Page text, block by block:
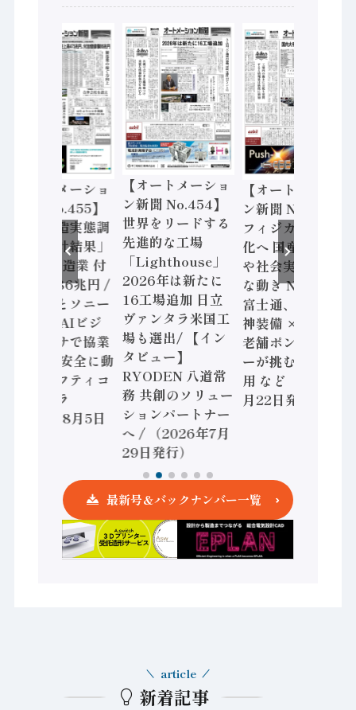
【オートメーショ
ン新聞 No.455】
「経済構造実態調
査二次集計結果」
2024年製造業 付
加価値額86兆円 /
三菱電機とソニー
セミコン AIビジ
ョンセンサで協業
/ IDEC、安全に動
かすセーフティコ
ントローラ
（2026年8月5日
【オートメーショ
ン新聞 No.454】
世界をリードする
先進的な工場
「Lighthouse」
2026年は新たに
16工場追加 日立
ヴァンタラ米国工
場も選出/ 【イン
タビュー】
RYODEN 八道常
務 共創のソリュー
ションパートナー
へ / （2026年7月
29日発行）
【オートメーショ
ン新聞 No.453】
フィジカルAI本格
化へ 国産AI開発
や社会実装に活発
な動き Noetra、
富士通、日立 / 兵
神装備 × HMS、
老舗ポンプメーカ
ーが挑むデータ活
用 など（2026年7
月22日発行）
最新号＆バックナンバー一覧
新着記事
article